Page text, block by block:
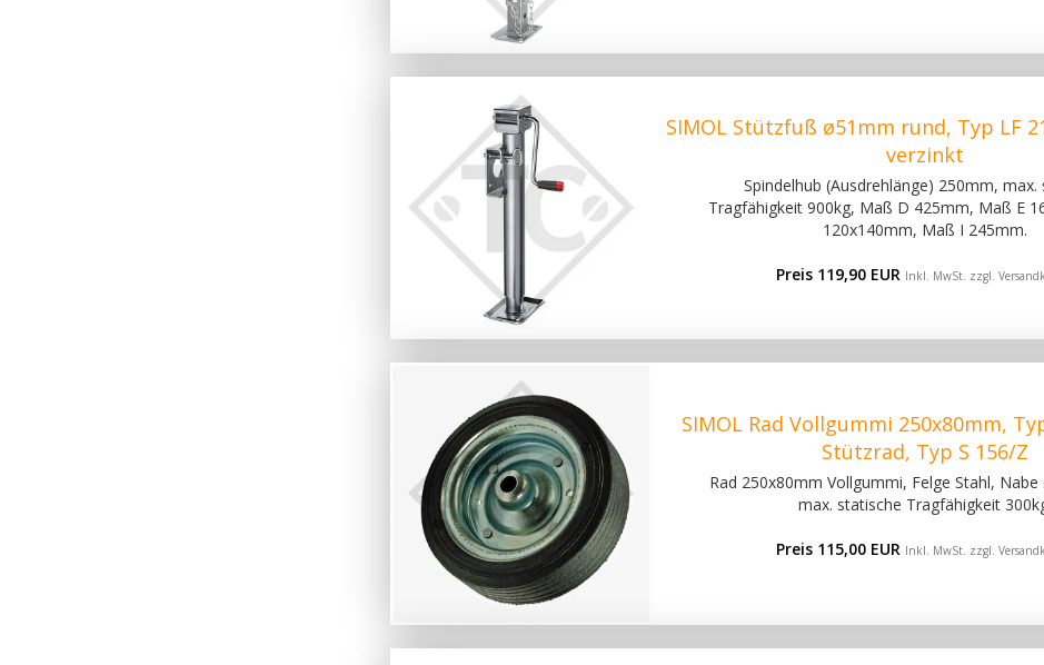
SIMOL Stützfuß ø51mm rund, Typ LF
verzinkt
Spindelhub (Ausdrehlänge) 250mm, max.
Tragfähigkeit 900kg, Maß D 425mm, Maß E
120x140mm, Maß I 245mm.
Preis 119,90 EUR Inkl. MwSt. zzgl.
SIMOL Rad Vollgummi 250x80mm,
Stützrad, Typ S 156/Z
Rad 250x80mm Vollgummi, Felge Stahl,
max. statische Tragfähigkeit
Preis 115,00 EUR Inkl. MwSt. zzgl.